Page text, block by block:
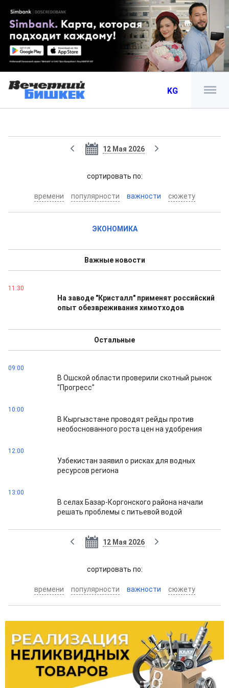
KG
12 Мая 2026
cортировать по:
времени популярности важности сюжету
ЭКОНОМИКА
Важные новости
11:30
На заводе "Кристалл" применят российский
опыт обезвреживания химотходов
Остальные
09:00
В Ошской области проверили скотный рынок
"Прогресс"
10:00
В Кыргызстане проводят рейды против
необоснованного роста цен на удобрения
12:00
Узбекистан заявил о рисках для водных
ресурсов региона
13:00
В селах Базар-Коргонского района начали
решать проблемы с питьевой водой
12 Мая 2026
cортировать по:
времени популярности важности сюжету